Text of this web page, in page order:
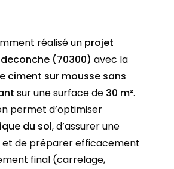
réalisé un projet
(70300) avec la
ciment sur mousse sans
sur une surface de 30 m².
permet d’optimiser
du sol, d’assurer une
de préparer efficacement
final (carrelage,